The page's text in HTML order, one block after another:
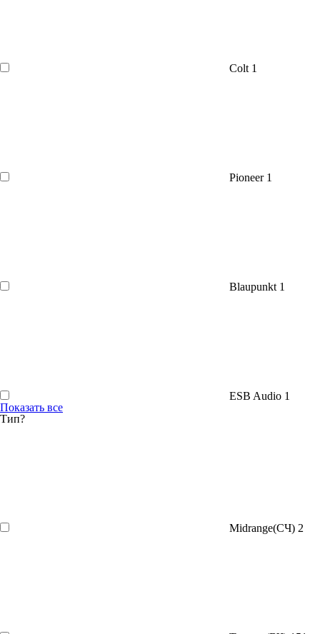
Colt 1
Pioneer 1
Blaupunkt 1
ESB Audio 1
Показать все
Тип?
Midrange(СЧ) 2